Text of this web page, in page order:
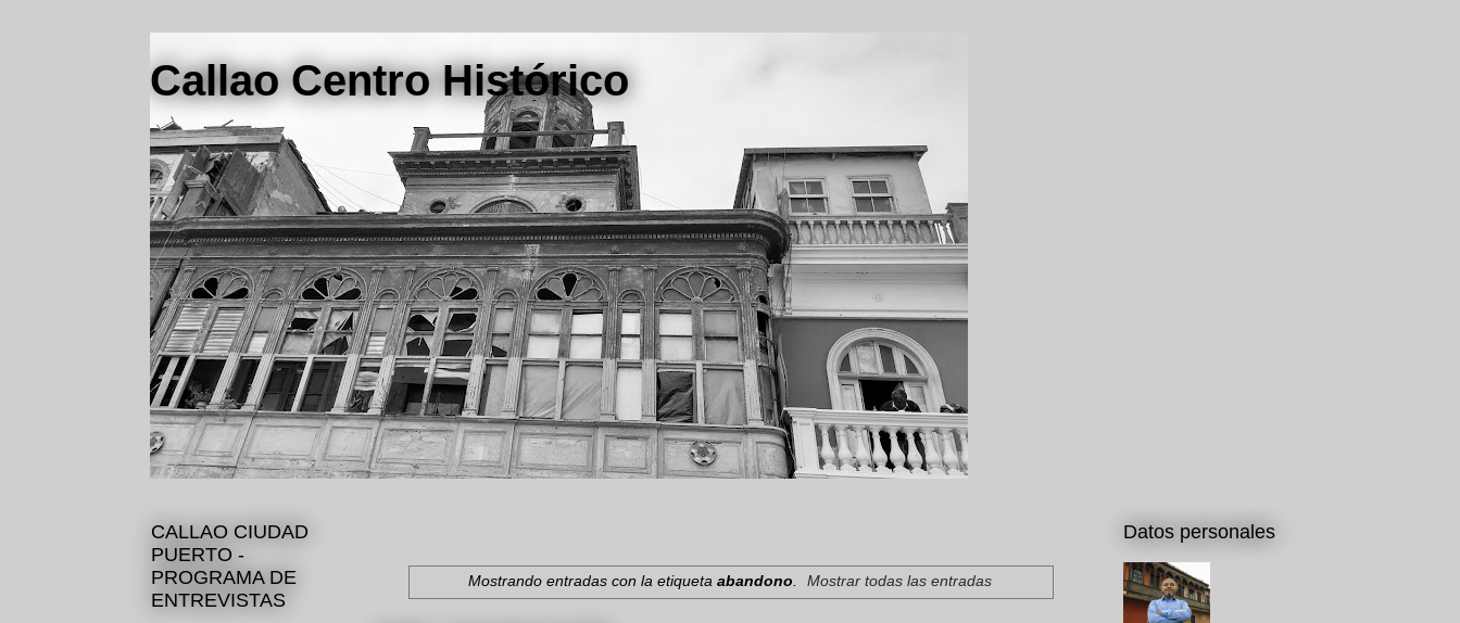
Callao Centro Histórico
Mostrando entradas con la etiqueta abandono. Mostrar todas las entradas
CALLAO CIUDAD
PUERTO -
PROGRAMA DE
ENTREVISTAS
Datos personales